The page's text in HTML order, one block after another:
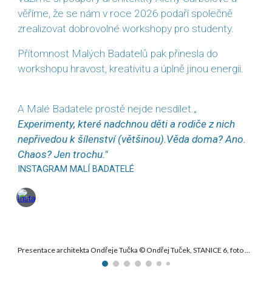
věříme, že se nám v roce 2026 podaří společně
zrealizovat dobrovolné workshopy pro studenty.
Přítomnost Malých Badatelů pak přinesla do
workshopu hravost, kreativitu a úplně jinou energii.
A Malé Badatele prostě nejde nesdílet.„
Experimenty, které nadchnou děti a rodiče z nich
nepřivedou k šílenství (většinou).Věda doma? Ano.
Chaos? Jen trochu."
INSTAGRAM MALÍ BADATELÉ
Presentace architekta Ondřeje Tučka © Ondřej Tuček, STANICE 6, foto ©Viktor Tuček